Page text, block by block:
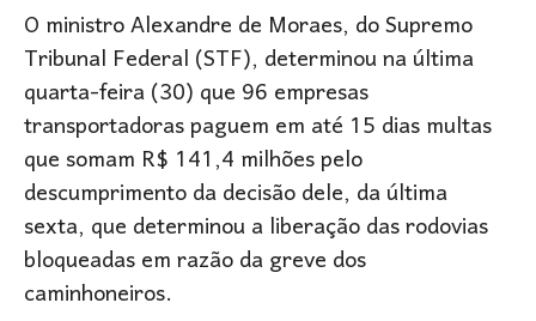
O ministro Alexandre de Moraes, do Supremo
Tribunal Federal (STF), determinou na última
quarta-feira (30) que 96 empresas
transportadoras paguem em até 15 dias multas
que somam R$ 141,4 milhões pelo
descumprimento da decisão dele, da última
sexta, que determinou a liberação das rodovias
bloqueadas em razão da greve dos
caminhoneiros.